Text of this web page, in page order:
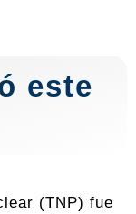
este
(TNP) fue